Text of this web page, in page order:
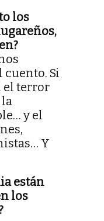
los
cuento. Si
el terror
y el
Y
están
los